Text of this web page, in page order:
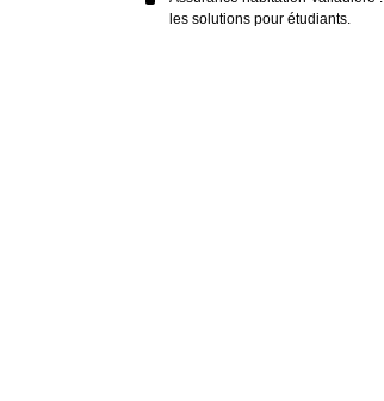
les solutions pour étudiants.